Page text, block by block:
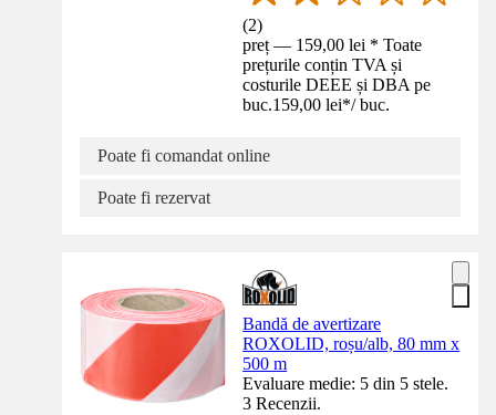
(2)
preț — 159,00 lei * Toate
prețurile conțin TVA și
costurile DEEE și DBA pe
buc.159,00 lei*/ buc.
Poate fi comandat online
Poate fi rezervat
Bandă de avertizare
ROXOLID, roșu/alb, 80 mm x
500 m
Evaluare medie: 5 din 5 stele.
3 Recenzii.